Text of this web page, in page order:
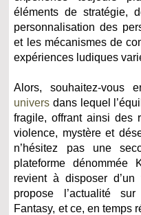
éléments de stratégie,
personnalisation des
et les mécanismes de
expériences ludiques
Alors, souhaitez-vous
univers dans lequel
fragile, offrant ainsi des
violence, mystère et
n’hésitez pas une
plateforme dénommée
revient à disposer
propose l’actualité
Fantasy, et ce, en temps